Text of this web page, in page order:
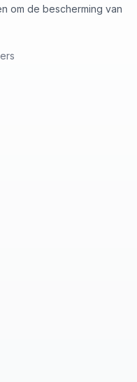
om de bescherming van